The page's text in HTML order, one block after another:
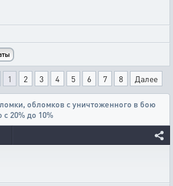
1 2 3 4 5 6 7 8 Далее
, обломков с уничтоженного в бою
20% до 10%